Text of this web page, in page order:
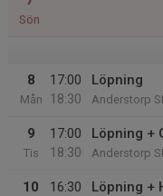
Sön
8
Mån
17:00
18:30
Löpning
Anderstorp
9
Tis
17:00
18:30
Löpning +
Anderstorp
10
16:30
Löpning +